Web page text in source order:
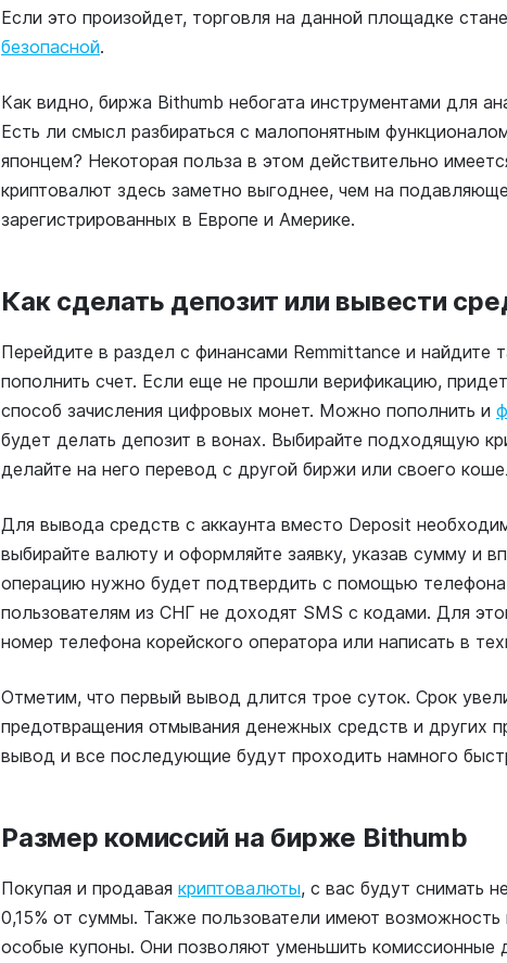
Если это произойдет, торговля на данной площадке
безопасной.
Как видно, биржа Bithumb небогата инструментами для
Есть ли смысл разбираться с малопонятным
японцем? Некоторая польза в этом действительно
криптовалют здесь заметно выгоднее, чем на
зарегистрированных в Европе и Америке.
Как сделать депозит или вывести
Перейдите в раздел с финансами Remmittance и найдите
пополнить счет. Если еще не прошли верификацию,
способ зачисления цифровых монет. Можно пополнить и
будет делать депозит в вонах. Выбирайте подходящую
делайте на него перевод с другой биржи или своего
Для вывода средств с аккаунта вместо Deposit
выбирайте валюту и оформляйте заявку, указав сумму и
операцию нужно будет подтвердить с помощью
пользователям из СНГ не доходят SMS с кодами. Для
номер телефона корейского оператора или написать в
Отметим, что первый вывод длится трое суток. Срок
предотвращения отмывания денежных средств и других
вывод и все последующие будут проходить намного
Размер комиссий на бирже Bithumb
Покупая и продавая криптовалюты, с вас будут снимать
0,15% от суммы. Также пользователи имеют возможность
особые купоны. Они позволяют уменьшить комиссионные